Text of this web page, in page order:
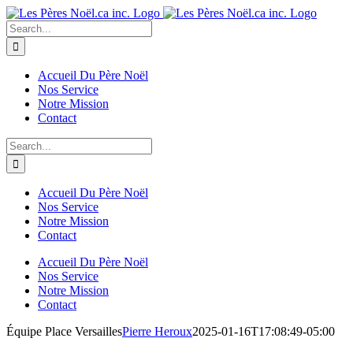
Skip
to
content
Search
for:
Accueil Du Père Noël
Nos Service
Notre Mission
Contact
Search
for:
Accueil Du Père Noël
Nos Service
Notre Mission
Contact
Accueil Du Père Noël
Nos Service
Notre Mission
Contact
Équipe Place VersaillesPierre Heroux2025-01-16T17:08:49-05:00